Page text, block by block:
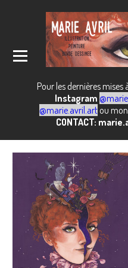
Pour les dernières
Instagram
@marie.avril.artou mon
CONTACT: